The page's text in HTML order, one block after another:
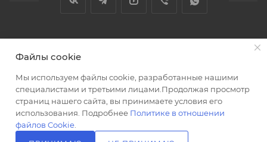
Разработка сайта
Файлы cookie
Мы используем файлы cookie, разработанные нашими
специалистами и третьими лицами.Продолжая просмотр
страниц нашего сайта, вы принимаете условия его
использования. Подробнее Политике в отношении
файлов Cookie